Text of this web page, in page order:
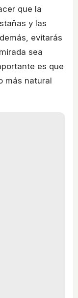
que la
y las
evitarás
sea
es que
más natural